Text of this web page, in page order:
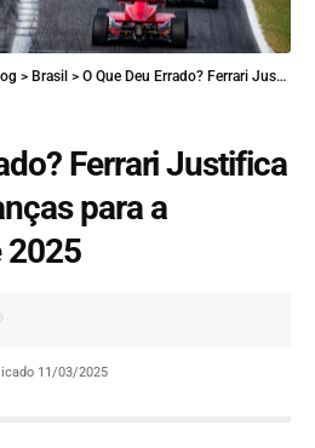
> Brasil > O Que Deu Errado? Ferrari Justifica Grandes Mudanças para a Temporada de 2025
Ferrari Justifica
para a
2025
11/03/2025